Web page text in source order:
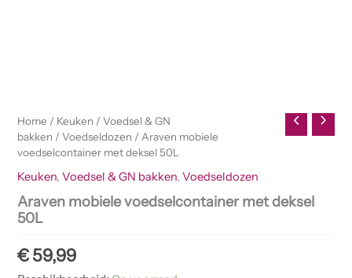
Home / Keuken /Voedsel & GN
bakken /Voedseldozen / Araven mobiele
voedselcontainer met deksel 50L
Keuken,Voedsel & GN bakken,Voedseldozen
Araven mobiele voedselcontainer met deksel
50L
€59,99